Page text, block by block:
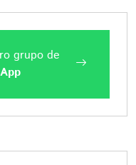
grupo de